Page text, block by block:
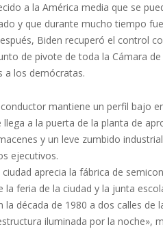
a la América media que se
y que durante mucho tiempo
Biden recuperó el control
de pivote de toda la Cámara
a los demócratas.
mantiene un perfil bajo
llega a la puerta de la planta de
y un leve zumbido
ejecutivos.
ciudad aprecia la fábrica de
la feria de la ciudad y la junta
la década de 1980 a dos calles
iluminada por la noche»,